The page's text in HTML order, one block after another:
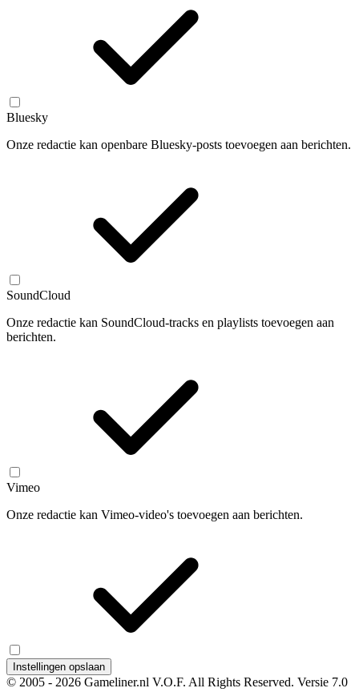
Bluesky
Onze redactie kan openbare Bluesky-posts toevoegen aan berichten.
SoundCloud
Onze redactie kan SoundCloud-tracks en playlists toevoegen aan
berichten.
Vimeo
Onze redactie kan Vimeo-video's toevoegen aan berichten.
Instellingen opslaan
© 2005 - 2026 Gameliner.nl V.O.F. All Rights Reserved. Versie 7.0